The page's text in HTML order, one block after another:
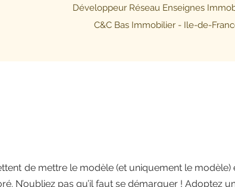
Développeur Réseau Enseignes
C&C Bas Immobilier - Ile-de-
de mettre le modèle (et uniquement le
N’oubliez pas qu’il faut se démarquer ! Adoptez